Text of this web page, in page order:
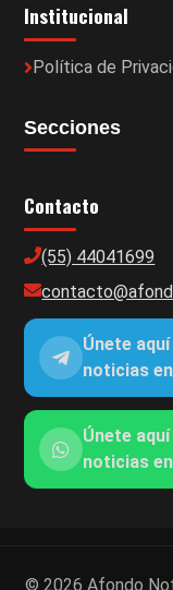
Institucional
Política de
Secciones
Contacto
(55) 44041699
Únete
noticias en
Únete
noticias en
© 2026 Afondo